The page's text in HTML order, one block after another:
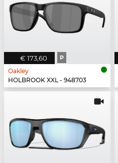
€ 173,60 P
Oakley
HOLBROOK XXL - 948703